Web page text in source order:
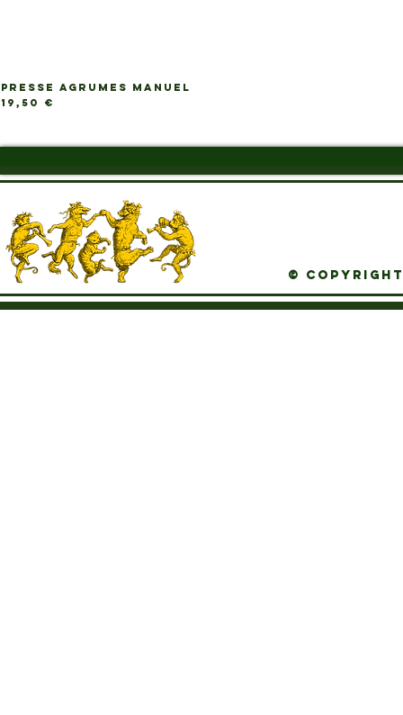
PRESSE AGRUMES MANUEL
Prix
19,50 €
© Copyright